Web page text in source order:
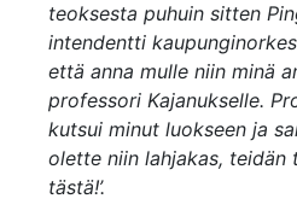
teoksesta puhuin sitten
intendentti
että anna mulle niin minä
professori Kajanukselle.
kutsui minut luokseen ja
olette niin lahjakas, teidän
tästä!’.